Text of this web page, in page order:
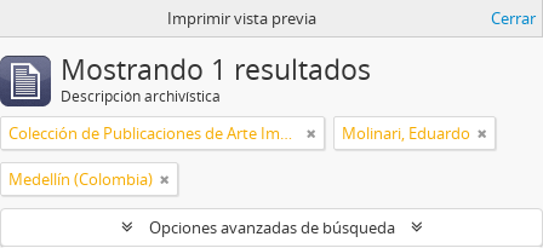
Imprimir vista previa Cerrar
Mostrando 1 resultados
Descripción archivística
Colección de Publicaciones de Arte Impreso Molinari, Eduardo
Medellín (Colombia)
Opciones avanzadas de búsqueda